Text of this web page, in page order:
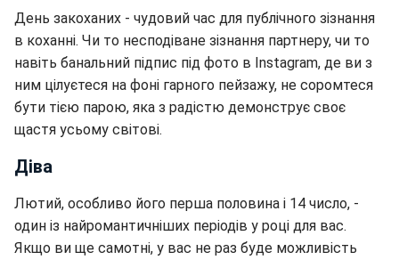
День закоханих - чудовий час для публічного зізнання
в коханні. Чи то несподіване зізнання партнеру, чи то
навіть банальний підпис під фото в Instagram, де ви з
ним цілуєтеся на фоні гарного пейзажу, не соромтеся
бути тією парою, яка з радістю демонструє своє
щастя усьому світові.
Діва
Лютий, особливо його перша половина і 14 число, -
один із найромантичніших періодів у році для вас.
Якщо ви ще самотні, у вас не раз буде можливість